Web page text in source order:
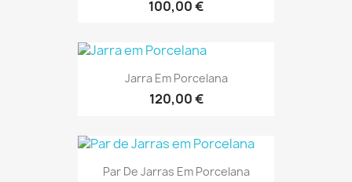
100,00 €
Jarra Em Porcelana
120,00 €
Par De Jarras Em Porcelana